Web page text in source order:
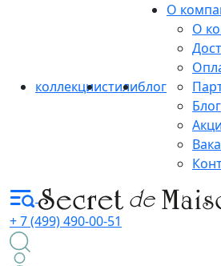
коллекциистилиблог
О
О
Блог
+ 7 (499) 490-00-51